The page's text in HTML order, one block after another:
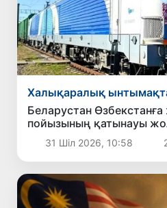
Халықаралық
Беларустан
пойызының қатынауы
31 Шіл 2026, 10:58